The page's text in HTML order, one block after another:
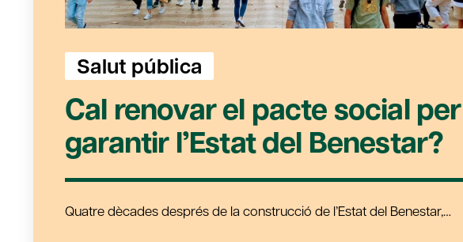
Salut pública
Cal renovar el pacte social per
garantir l’Estat del Benestar?
Quatre dècades després de la construcció de l’Estat del Benestar,…